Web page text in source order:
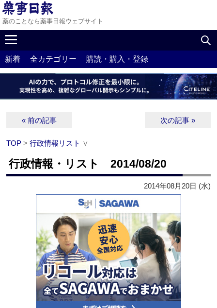
薬のことなら薬事日報ウェブサイト
新着 全カテゴリー 購読・購入・登録
« 前の記事 次の記事 »
TOP >行政情報リスト ∨
行政情報・リスト 2014/08/20
2014年08月20日 (水)